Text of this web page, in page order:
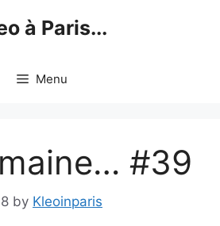
à Paris...
Menu
#39
by Kleoinparis